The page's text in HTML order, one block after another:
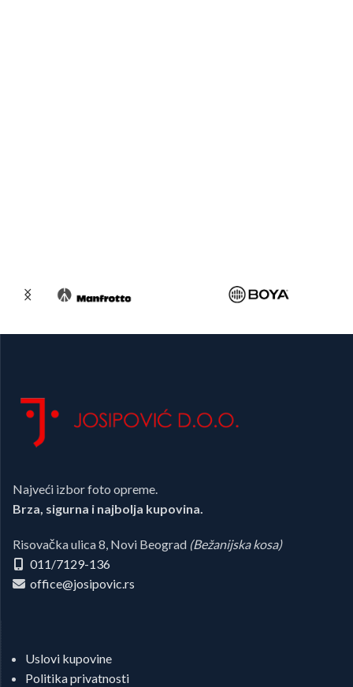
Najveći izbor foto opreme.
Brza, sigurna i najbolja kupovina.
Risovačka ulica 8, Novi Beograd (Bežanijska kosa)
011/7129-136
office@josipovic.rs
Uslovi kupovine
Politika privatnosti